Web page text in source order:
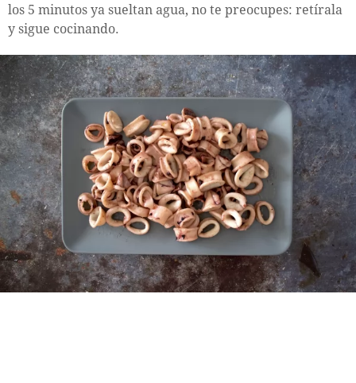
los 5 minutos ya sueltan agua, no te preocupes: retírala
y sigue cocinando.